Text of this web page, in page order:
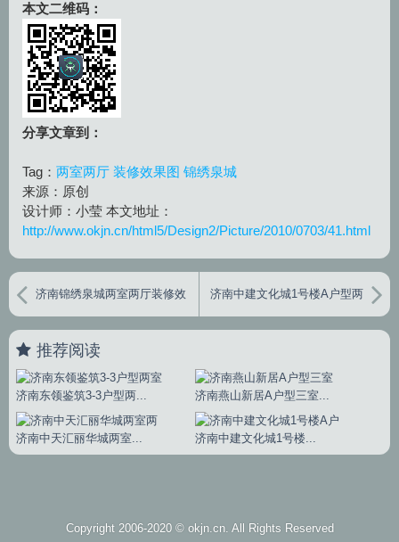
本文二维码：
分享文章到：
Tag： 两室两厅 装修效果图 锦绣泉城
来源：原创
设计师：小莹 本文地址：
http://www.okjn.cn/html5/Design2/Picture/2010/0703/41.html
济南锦绣泉城两室两厅装修效 济南中建文化城1号楼A户型两
推荐阅读
济南东领鉴筑3-3户型两... 济南燕山新居A户型三室...
济南中天汇丽华城两室... 济南中建文化城1号楼...
Copyright 2006-2020 © okjn.cn. All Rights Reserved